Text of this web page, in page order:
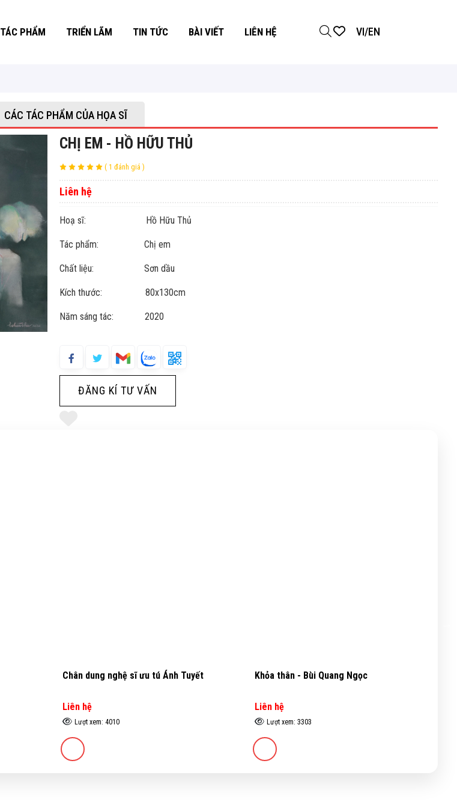
TÁC PHẨM TRIỂN LÃM TIN TỨC BÀI VIẾT LIÊN HỆ VI/EN
CÁC TÁC PHẨM CỦA HỌA SĨ
CHỊ EM - HỒ HỮU THỦ
( 1 đánh giá )
Liên hệ
Hoạ sĩ: Hồ Hữu Thủ
Tác phẩm: Chị em
Chất liệu: Sơn dầu
Kích thước: 80x130cm
Năm sáng tác: 2020
ĐĂNG KÍ TƯ VẤN
Chân dung nghệ sĩ ưu tú Ánh Tuyết
Liên hệ
Lượt xem: 4010
Khỏa thân - Bùi Quang Ngọc
Liên hệ
Lượt xem: 3303